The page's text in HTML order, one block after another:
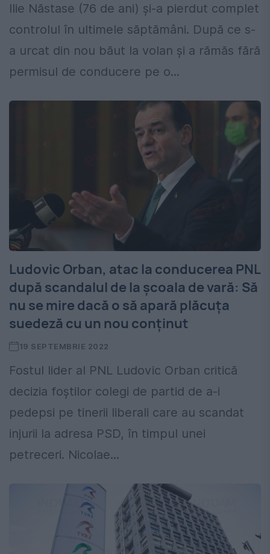
Ilie Năstase (76 de ani) și-a pierdut complet
controlul în ultimele săptămâni. După ce s-
a urcat din nou băut la volan și a rămăs fără
permisul de conducere pe o...
Ludovic Orban, atac la conducerea PNL
după scandalul de la școala de vară: Să
nu se mire dacă o să apară plăcuța
suedeză cu un nou conținut
19 SEPTEMBRIE 2022
Fostul lider al PNL Ludovic Orban critică
decizia foștilor colegi de partid de a-i
pedepsi pe tinerii liberali care au scandat
injurii la adresa PSD, în timpul unei
petreceri. Nicolae...